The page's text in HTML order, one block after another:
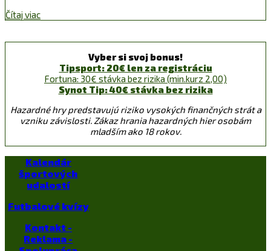
Čítaj viac
Vyber si svoj bonus!
Tipsport: 20€ len za registráciu
Fortuna: 30€ stávka bez rizika (min.kurz 2,00)
Synot Tip: 40€ stávka bez rizika
Hazardné hry predstavujú riziko vysokých finančných strát a
vzniku závislosti. Zákaz hrania hazardných hier osobám
mladším ako 18 rokov.
Kalendár
športových
udalostí
Futbalové kvízy
Kontakt -
Reklama -